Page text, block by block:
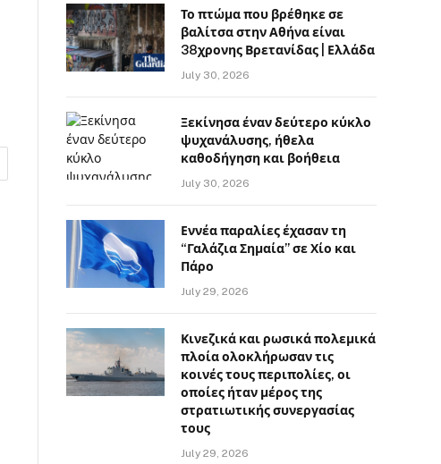
Το πτώμα που βρέθηκε σε
βαλίτσα στην Αθήνα είναι
38χρονης Βρετανίδας | Ελλάδα
July 30, 2026
Ξεκίνησα έναν δεύτερο κύκλο
ψυχανάλυσης, ήθελα
καθοδήγηση και βοήθεια
July 30, 2026
Εννέα παραλίες έχασαν τη
“Γαλάζια Σημαία” σε Χίο και
Πάρο
July 29, 2026
Κινεζικά και ρωσικά πολεμικά
πλοία ολοκλήρωσαν τις
κοινές τους περιπολίες, οι
οποίες ήταν μέρος της
στρατιωτικής συνεργασίας
τους
July 29, 2026